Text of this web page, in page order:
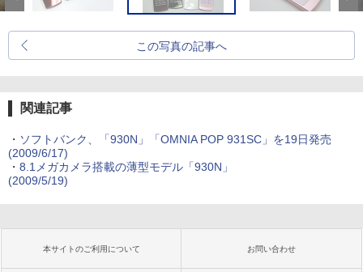
この写真の記事へ
関連記事
・ ソフトバンク、「930N」「OMNIA POP 931SC」を19日発売
(2009/6/17)
・ 8.1メガカメラ搭載の薄型モデル「930N」
(2009/5/19)
本サイトのご利用について お問い合わせ